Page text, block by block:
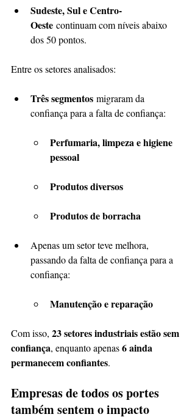
Sudeste, Sul e Centro-
Oeste continuam com níveis abaixo
dos 50 pontos.
Entre os setores analisados:
Três segmentos migraram da
confiança para a falta de confiança:
Perfumaria, limpeza e higiene
pessoal
Produtos diversos
Produtos de borracha
Apenas um setor teve melhora,
passando da falta de confiança para a
confiança:
Manutenção e reparação
Com isso, 23 setores industriais estão sem
confiança, enquanto apenas 6 ainda
permanecem confiantes.
Empresas de todos os portes
também sentem o impacto